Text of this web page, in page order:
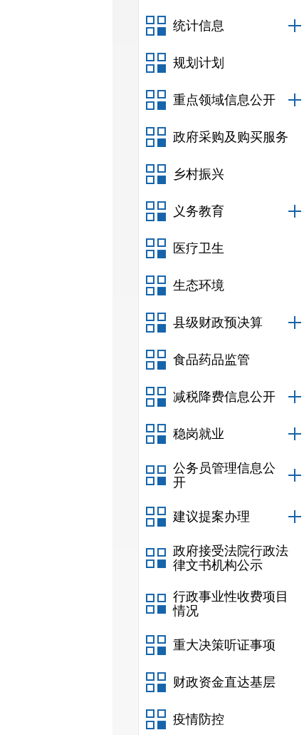
统计信息
规划计划
重点领域信息公开
政府采购及购买服务
乡村振兴
义务教育
医疗卫生
生态环境
县级财政预决算
食品药品监管
减税降费信息公开
稳岗就业
公务员管理信息公
开
建议提案办理
政府接受法院行政法
律文书机构公示
行政事业性收费项目
情况
重大决策听证事项
财政资金直达基层
疫情防控